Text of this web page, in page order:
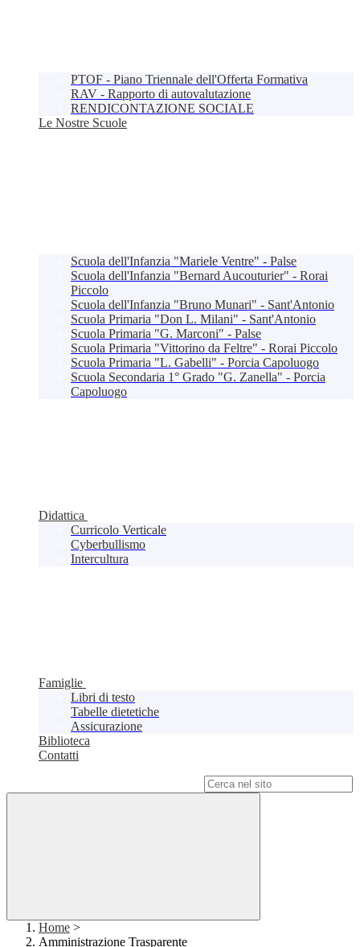
PTOF - Piano Triennale dell'Offerta Formativa
RAV - Rapporto di autovalutazione
RENDICONTAZIONE SOCIALE
Le Nostre Scuole
Scuola dell'Infanzia "Mariele Ventre" - Palse
Scuola dell'Infanzia "Bernard Aucouturier" - Rorai
Piccolo
Scuola dell'Infanzia "Bruno Munari" - Sant'Antonio
Scuola Primaria "Don L. Milani" - Sant'Antonio
Scuola Primaria "G. Marconi" - Palse
Scuola Primaria "Vittorino da Feltre" - Rorai Piccolo
Scuola Primaria "L. Gabelli" - Porcia Capoluogo
Scuola Secondaria 1° Grado "G. Zanella" - Porcia
Capoluogo
Didattica
Curricolo Verticale
Cyberbullismo
Intercultura
Famiglie
Libri di testo
Tabelle dietetiche
Assicurazione
Biblioteca
Contatti
Home >
Amministrazione Trasparente